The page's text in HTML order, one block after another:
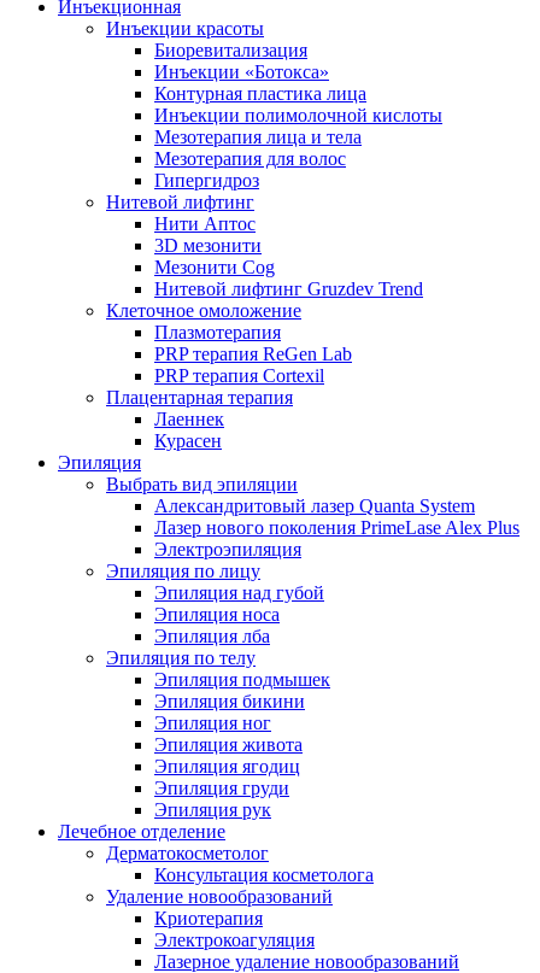
Инъекционная
Инъекции красоты
Биоревитализация
Инъекции «Ботокса»
Контурная пластика лица
Инъекции полимолочной кислоты
Мезотерапия лица и тела
Мезотерапия для волос
Гипергидроз
Нитевой лифтинг
Нити Аптос
3D мезонити
Мезонити Cog
Нитевой лифтинг Gruzdev Trend
Клеточное омоложение
Плазмотерапия
PRP терапия ReGen Lab
PRP терапия Cortexil
Плацентарная терапия
Лаеннек
Курасен
Эпиляция
Выбрать вид эпиляции
Александритовый лазер Quanta System
Лазер нового поколения PrimeLase Alex Plus
Электроэпиляция
Эпиляция по лицу
Эпиляция над губой
Эпиляция носа
Эпиляция лба
Эпиляция по телу
Эпиляция подмышек
Эпиляция бикини
Эпиляция ног
Эпиляция живота
Эпиляция ягодиц
Эпиляция груди
Эпиляция рук
Лечебное отделение
Дерматокосметолог
Консультация косметолога
Удаление новообразований
Криотерапия
Электрокоагуляция
Лазерное удаление новообразований